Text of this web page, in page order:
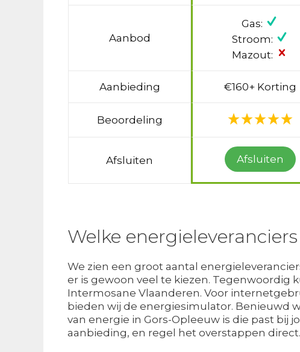
Aanbod
Gas:
Stroom:
Mazout:
Aanbieding €160+ Korting
Beoordeling
Afsluiten Afsluiten
Welke
We zien een groot aantal
er is gewoon veel te kiezen. Tegenwoordig
Intermosane Vlaanderen. Voor
bieden wij de energiesimulator. Benieuwd
van energie in Gors-Opleeuw is die past bij
aanbieding, en regel het overstappen